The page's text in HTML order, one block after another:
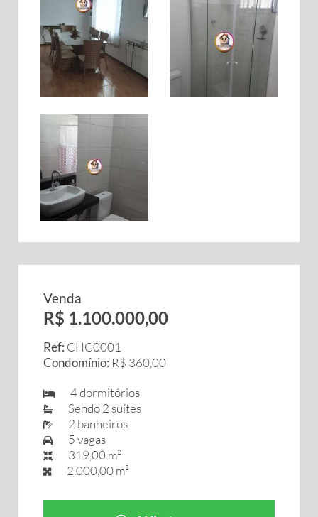
Venda
R$ 1.100.000,00
Ref: CHC0001
Condomínio: R$ 360,00
4 dormitórios
Sendo 2 suítes
2 banheiros
5 vagas
319,00 m²
2.000,00 m²